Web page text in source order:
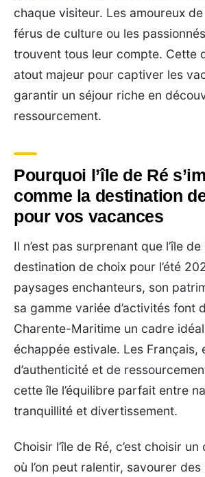
chaque visiteur. Les amoureux
férus de culture ou les
trouvent tous leur compte. Cette
atout majeur pour captiver les
garantir un séjour riche en
ressourcement.
Pourquoi l’île de Ré
comme la destination
pour vos vacances
Il n’est pas surprenant que l’île de
destination de choix pour l’été
paysages enchanteurs, son
sa gamme variée d’activités font
Charente-Maritime un cadre
échappée estivale. Les Français,
d’authenticité et de
cette île l’équilibre parfait entre
tranquillité et divertissement.
Choisir l’île de Ré, c’est choisir
où l’on peut ralentir, savourer